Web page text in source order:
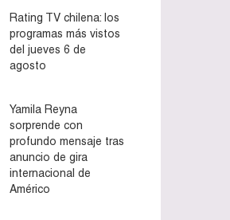
Rating TV chilena: los
programas más vistos
del jueves 6 de
agosto
Yamila Reyna
sorprende con
profundo mensaje tras
anuncio de gira
internacional de
Américo